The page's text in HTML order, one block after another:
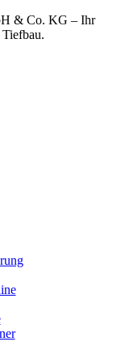
& Co. KG – Ihr